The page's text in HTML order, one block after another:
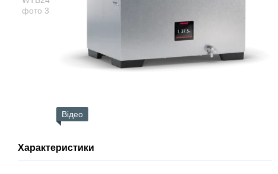
Відео
Характеристики